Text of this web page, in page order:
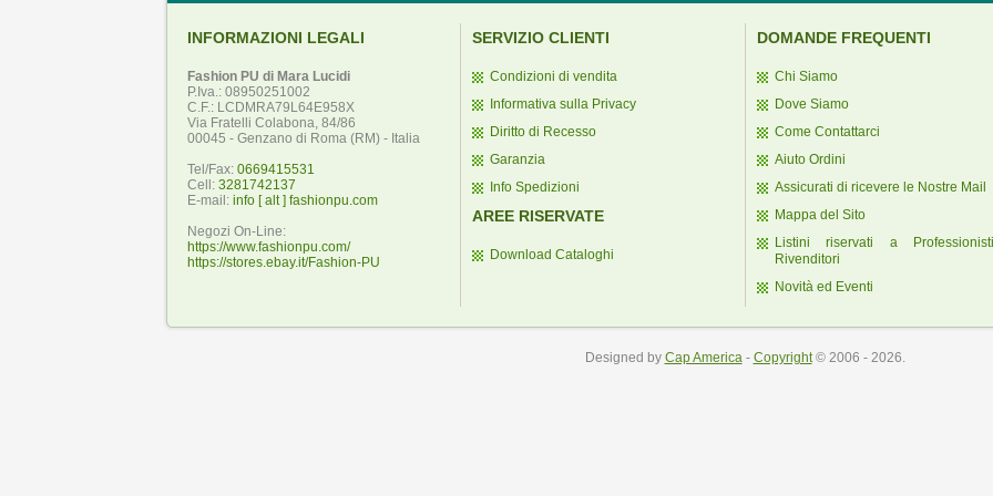
INFORMAZIONI LEGALI
Fashion PU di Mara Lucidi
P.Iva.: 08950251002
C.F.: LCDMRA79L64E958X
Via Fratelli Colabona, 84/86
00045 - Genzano di Roma (RM) - Italia
Tel/Fax: 0669415531
Cell: 3281742137
E-mail: info [ alt ] fashionpu.com
Negozi On-Line:
https://www.fashionpu.com/
https://stores.ebay.it/Fashion-PU
SERVIZIO CLIENTI
Condizioni di vendita
Informativa sulla Privacy
Diritto di Recesso
Garanzia
Info Spedizioni
AREE RISERVATE
Download Cataloghi
DOMANDE FREQUENTI
Chi Siamo
Dove Siamo
Come Contattarci
Aiuto Ordini
Assicurati di ricevere le Nostre Mail
Mappa del Sito
Listini riservati a
Rivenditori
Novità ed Eventi
Designed by Cap America- Copyright© 2006 - 2026.